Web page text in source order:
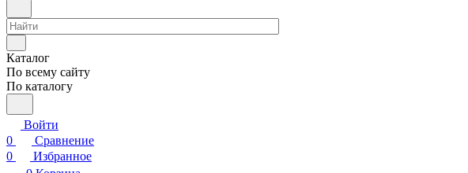
Каталог
По всему сайту
По каталогу
Войти
0
Сравнение
0
Избранное